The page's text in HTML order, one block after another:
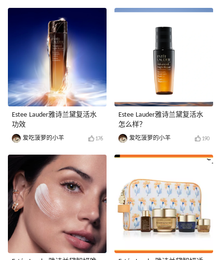
Estee Lauder雅诗兰黛复活水
功效
爱吃菠萝的小羊 176
Estee Lauder雅诗兰黛复活水
怎么样？
爱吃菠萝的小羊 190